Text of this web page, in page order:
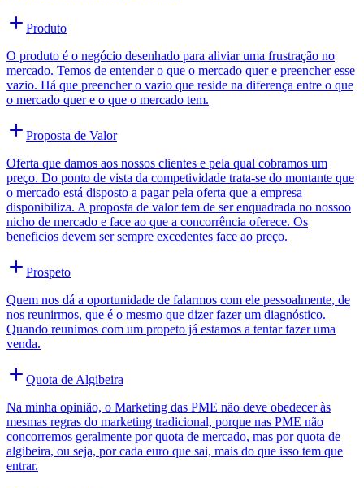
Produto
O produto é o negócio desenhado para aliviar uma frustração no
mercado. Temos de entender o que o mercado quer e preencher esse
vazio. Há que preencher o vazio que reside na diferença entre o que
o mercado quer e o que o mercado tem.
Proposta de Valor
Oferta que damos aos nossos clientes e pela qual cobramos um
preço. Do ponto de vista da competividade trata-se do montante que
o mercado está disposto a pagar pela oferta que a empresa
disponibiliza. A proposta de valor tem de ser enquadrada no nossoo
nicho de mercado e face ao que a concorrência oferece. Os
beneficios devem ser sempre excedentes face ao preço.
Prospeto
Quem nos dá a oportunidade de falarmos com ele pessoalmente, de
nos reunirmos, que é o mesmo que dizer fazer um diagnóstico.
Quando reunimos com um propeto já estamos a tentar fazer uma
venda.
Quota de Algibeira
Na minha opinião, o Marketing das PME não deve obedecer às
mesmas regras do marketing tradicional, porque nas PME não
concorremos geralmente por quota de mercado, mas por quota de
algibeira, ou seja, por cada euro que sai, mais do que isso tem que
entrar.